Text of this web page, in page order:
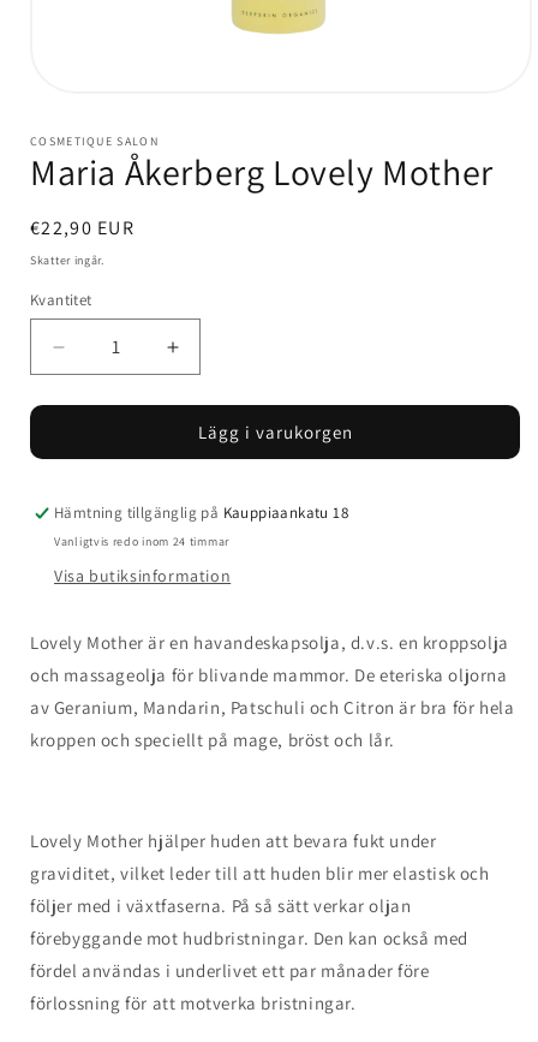
1
modalfönster
COSMETIQUE SALON
Maria Åkerberg Lovely Mother
Ordinarie
pris
€22,90 EUR
Skatter ingår.
Kvantitet
Kvantitet
Minska
kvantitet
för
Åkerberg
Mother
Öka
kvantitet
för
Maria
Åkerberg
Mother
Lägg i varukorgen
Hämtning tillgänglig på Kauppiaankatu 18
Vanligtvis redo inom 24 timmar
Visa butiksinformation
Lovely Mother är en havandeskapsolja, d.v.s. en kroppsolja
och massageolja för blivande mammor. De eteriska oljorna
av Geranium, Mandarin, Patschuli och Citron är bra för hela
kroppen och speciellt på mage, bröst och lår.
Lovely Mother hjälper huden att bevara fukt under
graviditet, vilket leder till att huden blir mer elastisk och
följer med i växtfaserna. På så sätt verkar oljan
förebyggande mot hudbristningar. Den kan också med
fördel användas i underlivet ett par månader före
förlossning för att motverka bristningar.